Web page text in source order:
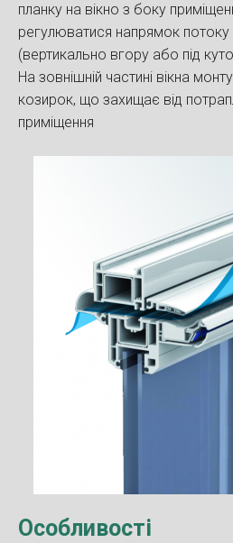
планку на вікно з боку
регулюватися напрямок потоку
(вертикально вгору або під
На зовнішній частині вікна
козирок, що захищає від
приміщення
Особливості